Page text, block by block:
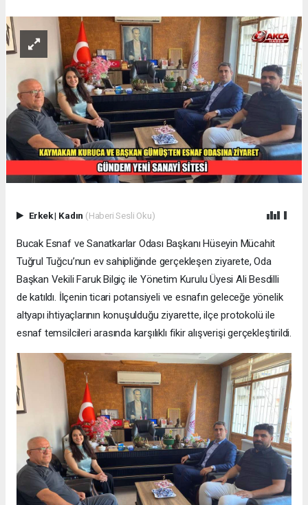
Erkek| Kadın (Haberi Sesli Oku)
Bucak Esnaf ve Sanatkarlar Odası Başkanı Hüseyin Mücahit
Tuğrul Tuğcu’nun ev sahipliğinde gerçekleşen ziyarete, Oda
Başkan Vekili Faruk Bilgiç ile Yönetim Kurulu Üyesi Ali Besdilli
de katıldı. İlçenin ticari potansiyeli ve esnafın geleceğe yönelik
altyapı ihtiyaçlarının konuşulduğu ziyarette, ilçe protokolü ile
esnaf temsilcileri arasında karşılıklı fikir alışverişi gerçekleştirildi.